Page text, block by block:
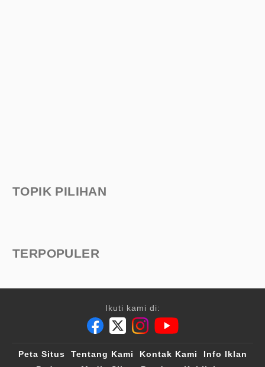
TOPIK PILIHAN
TERPOPULER
Ikuti kami di:
Peta Situs Tentang Kami Kontak Kami
Info Iklan